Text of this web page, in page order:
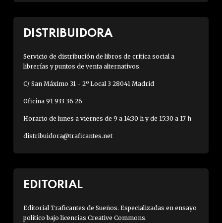
DISTRIBUIDORA
Servicio de distribución de libros de crítica social a
librerías y puntos de venta alternativos.
C/ San Máximo 31 - 2º Local 3 28041 Madrid
Oficina 91 933 36 26
Horario de lunes a viernes de 9 a 14:30 h y de 15:30 a 17 h
distribuidora@traficantes.net
EDITORIAL
Editorial Traficantes de Sueños. Especializadas en ensayo
político bajo licencias Creative Commons.